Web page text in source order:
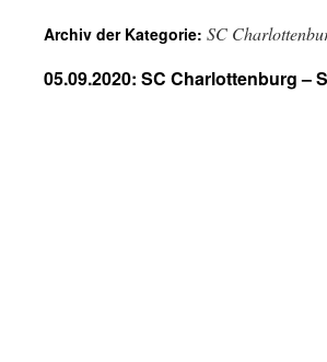
Archiv der Kategorie: SC
05.09.2020: SC Charlottenburg –